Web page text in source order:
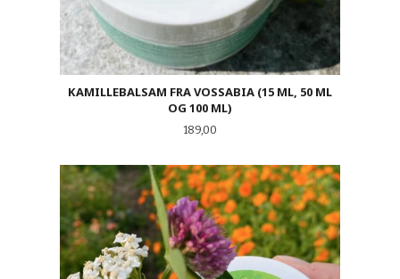
KAMILLEBALSAM FRA VOSSABIA (15 ML, 50 ML
OG 100 ML)
Pris
189,00